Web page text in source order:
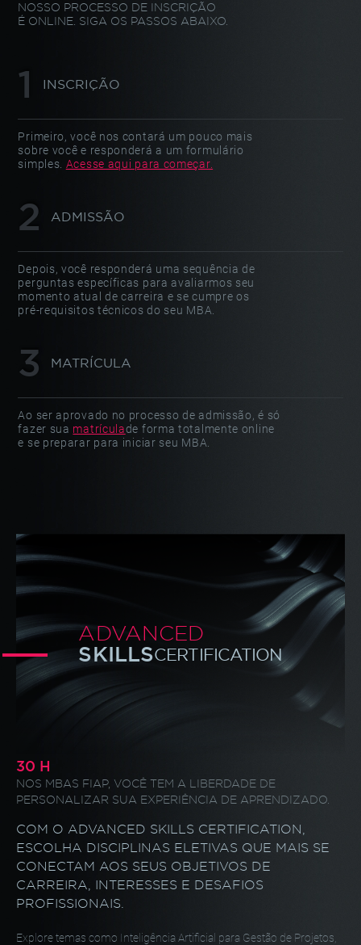
NOSSO PROCESSO DE INSCRIÇÃO
É ONLINE. SIGA OS PASSOS ABAIXO.
INSCRIÇÃO
Primeiro, você nos contará um pouco mais
sobre você e responderá a um formulário
simples. Acesse aqui para começar.
ADMISSÃO
Depois, você responderá uma sequência de
perguntas específicas para avaliarmos seu
momento atual de carreira e se cumpre os
pré-requisitos técnicos do seu MBA.
MATRÍCULA
Ao ser aprovado no processo de admissão, é só
fazer sua matrículade forma totalmente online
e se preparar para iniciar seu MBA.
ADVANCED
SKILLSCERTIFICATION
30 H
NOS MBAS FIAP, VOCÊ TEM A LIBERDADE DE
PERSONALIZAR SUA EXPERIÊNCIA DE APRENDIZADO.
COM O ADVANCED SKILLS CERTIFICATION,
ESCOLHA DISCIPLINAS ELETIVAS QUE MAIS SE
CONECTAM AOS SEUS OBJETIVOS DE
CARREIRA, INTERESSES E DESAFIOS
PROFISSIONAIS.
Explore temas como Inteligência Artificial para Gestão de Projetos,